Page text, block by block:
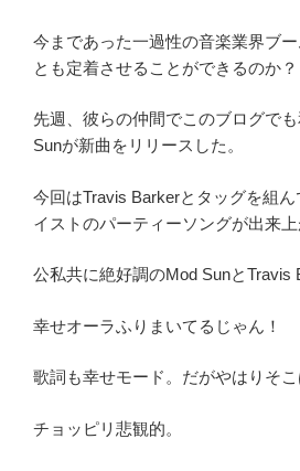
今まであった一過性の音楽業界ブ
とも定着させることができるのか？
先週、彼らの仲間でこのブログで
Sunが新曲をリリースした。
今回はTravis Barkerとタッグを組
イストのパーティーソングが出来上
公私共に絶好調のMod SunとTravis
幸せオーラふりまいてるじゃん！
歌詞も幸せモード。だがやはりそこ
チョッピリ悲観的。